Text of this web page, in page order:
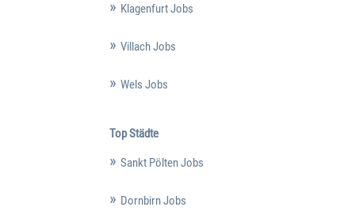
Klagenfurt Jobs
Villach Jobs
Wels Jobs
Top Städte
Sankt Pölten Jobs
Dornbirn Jobs